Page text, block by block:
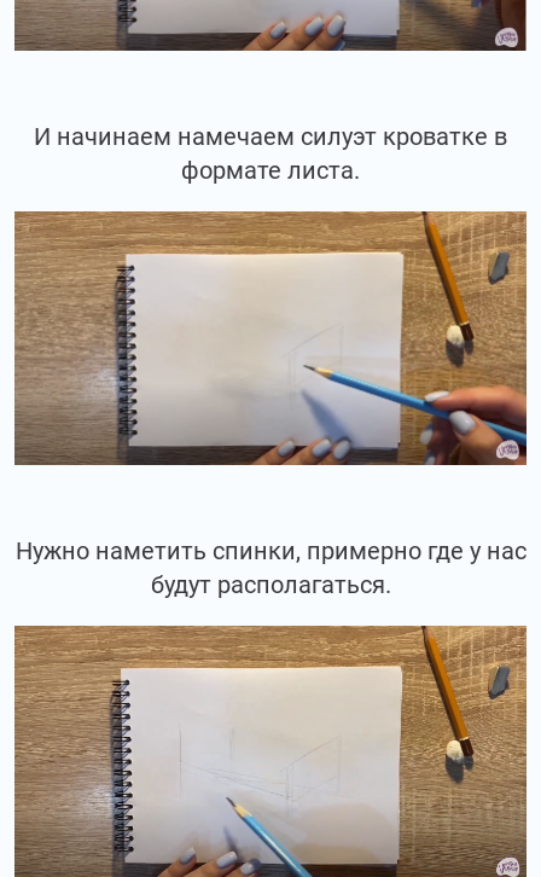
И начинаем намечаем силуэт кроватке в
формате листа.
Нужно наметить спинки, примерно где у нас
будут располагаться.